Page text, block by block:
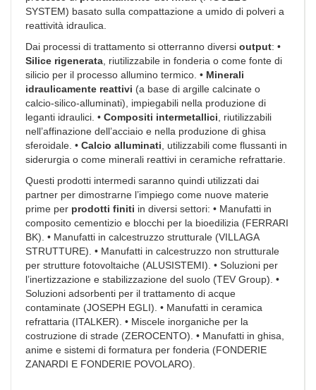
SYSTEM) basato sulla compattazione a umido di polveri a
reattività idraulica.
Dai processi di trattamento si otterranno diversi output: •
Silice rigenerata , riutilizzabile in fonderia o come fonte di
silicio per il processo allumino termico. • Minerali
idraulicamente reattivi (a base di argille calcinate o
calcio-silico-alluminati), impiegabili nella produzione di
leganti idraulici. • Compositi intermetallici , riutilizzabili
nell’affinazione dell’acciaio e nella produzione di ghisa
sferoidale. • Calcio alluminati , utilizzabili come flussanti in
siderurgia o come minerali reattivi in ceramiche refrattarie.
Questi prodotti intermedi saranno quindi utilizzati dai
partner per dimostrarne l’impiego come nuove materie
prime per prodotti finiti in diversi settori: • Manufatti in
composito cementizio e blocchi per la bioedilizia (FERRARI
BK). • Manufatti in calcestruzzo strutturale (VILLAGA
STRUTTURE). • Manufatti in calcestruzzo non strutturale
per strutture fotovoltaiche (ALUSISTEMI). • Soluzioni per
l’inertizzazione e stabilizzazione del suolo (TEV Group). •
Soluzioni adsorbenti per il trattamento di acque
contaminate (JOSEPH EGLI). • Manufatti in ceramica
refrattaria (ITALKER). • Miscele inorganiche per la
costruzione di strade (ZEROCENTO). • Manufatti in ghisa,
anime e sistemi di formatura per fonderia (FONDERIE
ZANARDI E FONDERIE POVOLARO).